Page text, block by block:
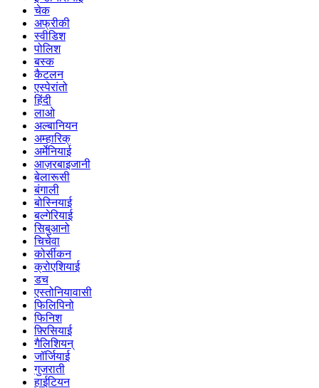
चेक
अफ्रीकी
स्वीडिश
पोलिश
बस्क
कैटलन
एस्पेरांतो
हिंदी
लाओ
अल्बानियन
अम्हारिक्
अर्मेनियाई
आज़रबाइजानी
बेलारूसी
बंगाली
बोस्नियाई
बल्गेरियाई
सिबुआनो
चिचेवा
कोर्सीकन
क्रोएशियाई
डच
एस्तोनियावासी
फिलिपिनो
फिनिश
फ़्रिसियाई
गैलिशियन्
जॉर्जियाई
गुजराती
हाईटियन